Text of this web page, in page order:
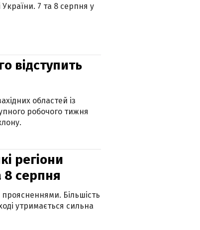
7 та 8 серпня у
відступить
областей із
робочого тижня
регіони
8 серпня
Більшість
утримається сильна